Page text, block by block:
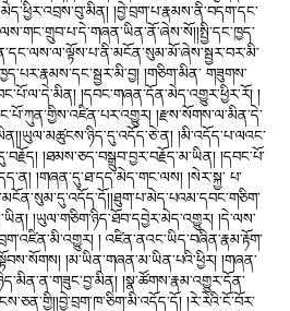
།བྱེ་བྲག་པ་རྣམས་ནི་བདག་དང་
།གཅིག་མིན་ གཟུགས་
།དབང་གཞན་དོན་མེད་འགྱུར་ཕྱིར་རོ། །
།རྫས་སོགས་ལ་མིན་དེ་
།མི་འདོད་པ་ལའང་
།ཐམས་ཅད་བསྒྲུབ་བྱར་བརྗོད་མ་ཡིན། །དབང་པོ་
།གཞན་དུ་ཐ་དད་མེད་གང་ལས། །སེར་སྐྱ་ པ་
།ཡུལ་གཅིག་ཉིད་ཐོབ་དབྱེར་མེད་འགྱུར། །དེ་ལས་
། འཛིན་ནའང་ཡིད་བཞིན་རྣམ་རྟོག་
།མ་ཡིན་གཞན་མ་ཡིན་པའི་ཕྱིར། །གཞན་
།སྣ་ཚོགས་རྣམ་འགྱུར་དོན་
།རེ་རེའི་ངོ་བོར་